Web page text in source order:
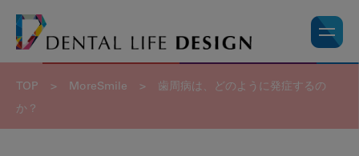
TOP > MoreSmile >
歯周病は、どのように発症するの
か？